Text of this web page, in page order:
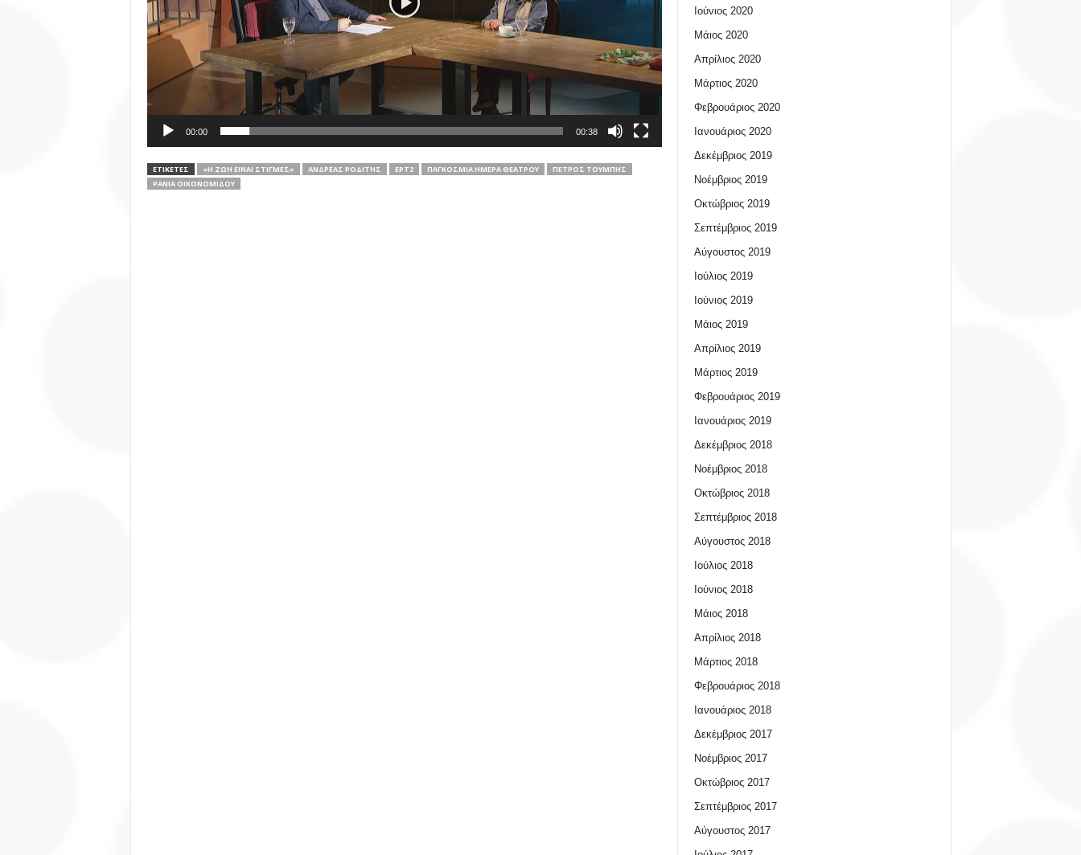
00:00 00:38
ΕΤΙΚΕΤΕΣ «Η ΖΩΉ ΕΊΝΑΙ ΣΤΙΓΜΈΣ» ΑΝΔΡΈΑΣ ΡΟΔΊΤΗΣ ΕΡΤ2 ΠΑΓΚΌΣΜΙΑ ΗΜΈΡΑ ΘΕΆΤΡΟΥ
ΠΈΤΡΟΣ ΤΟΎΜΠΗΣ
ΡΆΝΙΑ ΟΙΚΟΝΟΜΊΔΟΥ
Ιούνιος 2020
Μάιος 2020
Απρίλιος 2020
Μάρτιος 2020
Φεβρουάριος 2020
Ιανουάριος 2020
Δεκέμβριος 2019
Νοέμβριος 2019
Οκτώβριος 2019
Σεπτέμβριος 2019
Αύγουστος 2019
Ιούλιος 2019
Ιούνιος 2019
Μάιος 2019
Απρίλιος 2019
Μάρτιος 2019
Φεβρουάριος 2019
Ιανουάριος 2019
Δεκέμβριος 2018
Νοέμβριος 2018
Οκτώβριος 2018
Σεπτέμβριος 2018
Αύγουστος 2018
Ιούλιος 2018
Ιούνιος 2018
Μάιος 2018
Απρίλιος 2018
Μάρτιος 2018
Φεβρουάριος 2018
Ιανουάριος 2018
Δεκέμβριος 2017
Νοέμβριος 2017
Οκτώβριος 2017
Σεπτέμβριος 2017
Αύγουστος 2017